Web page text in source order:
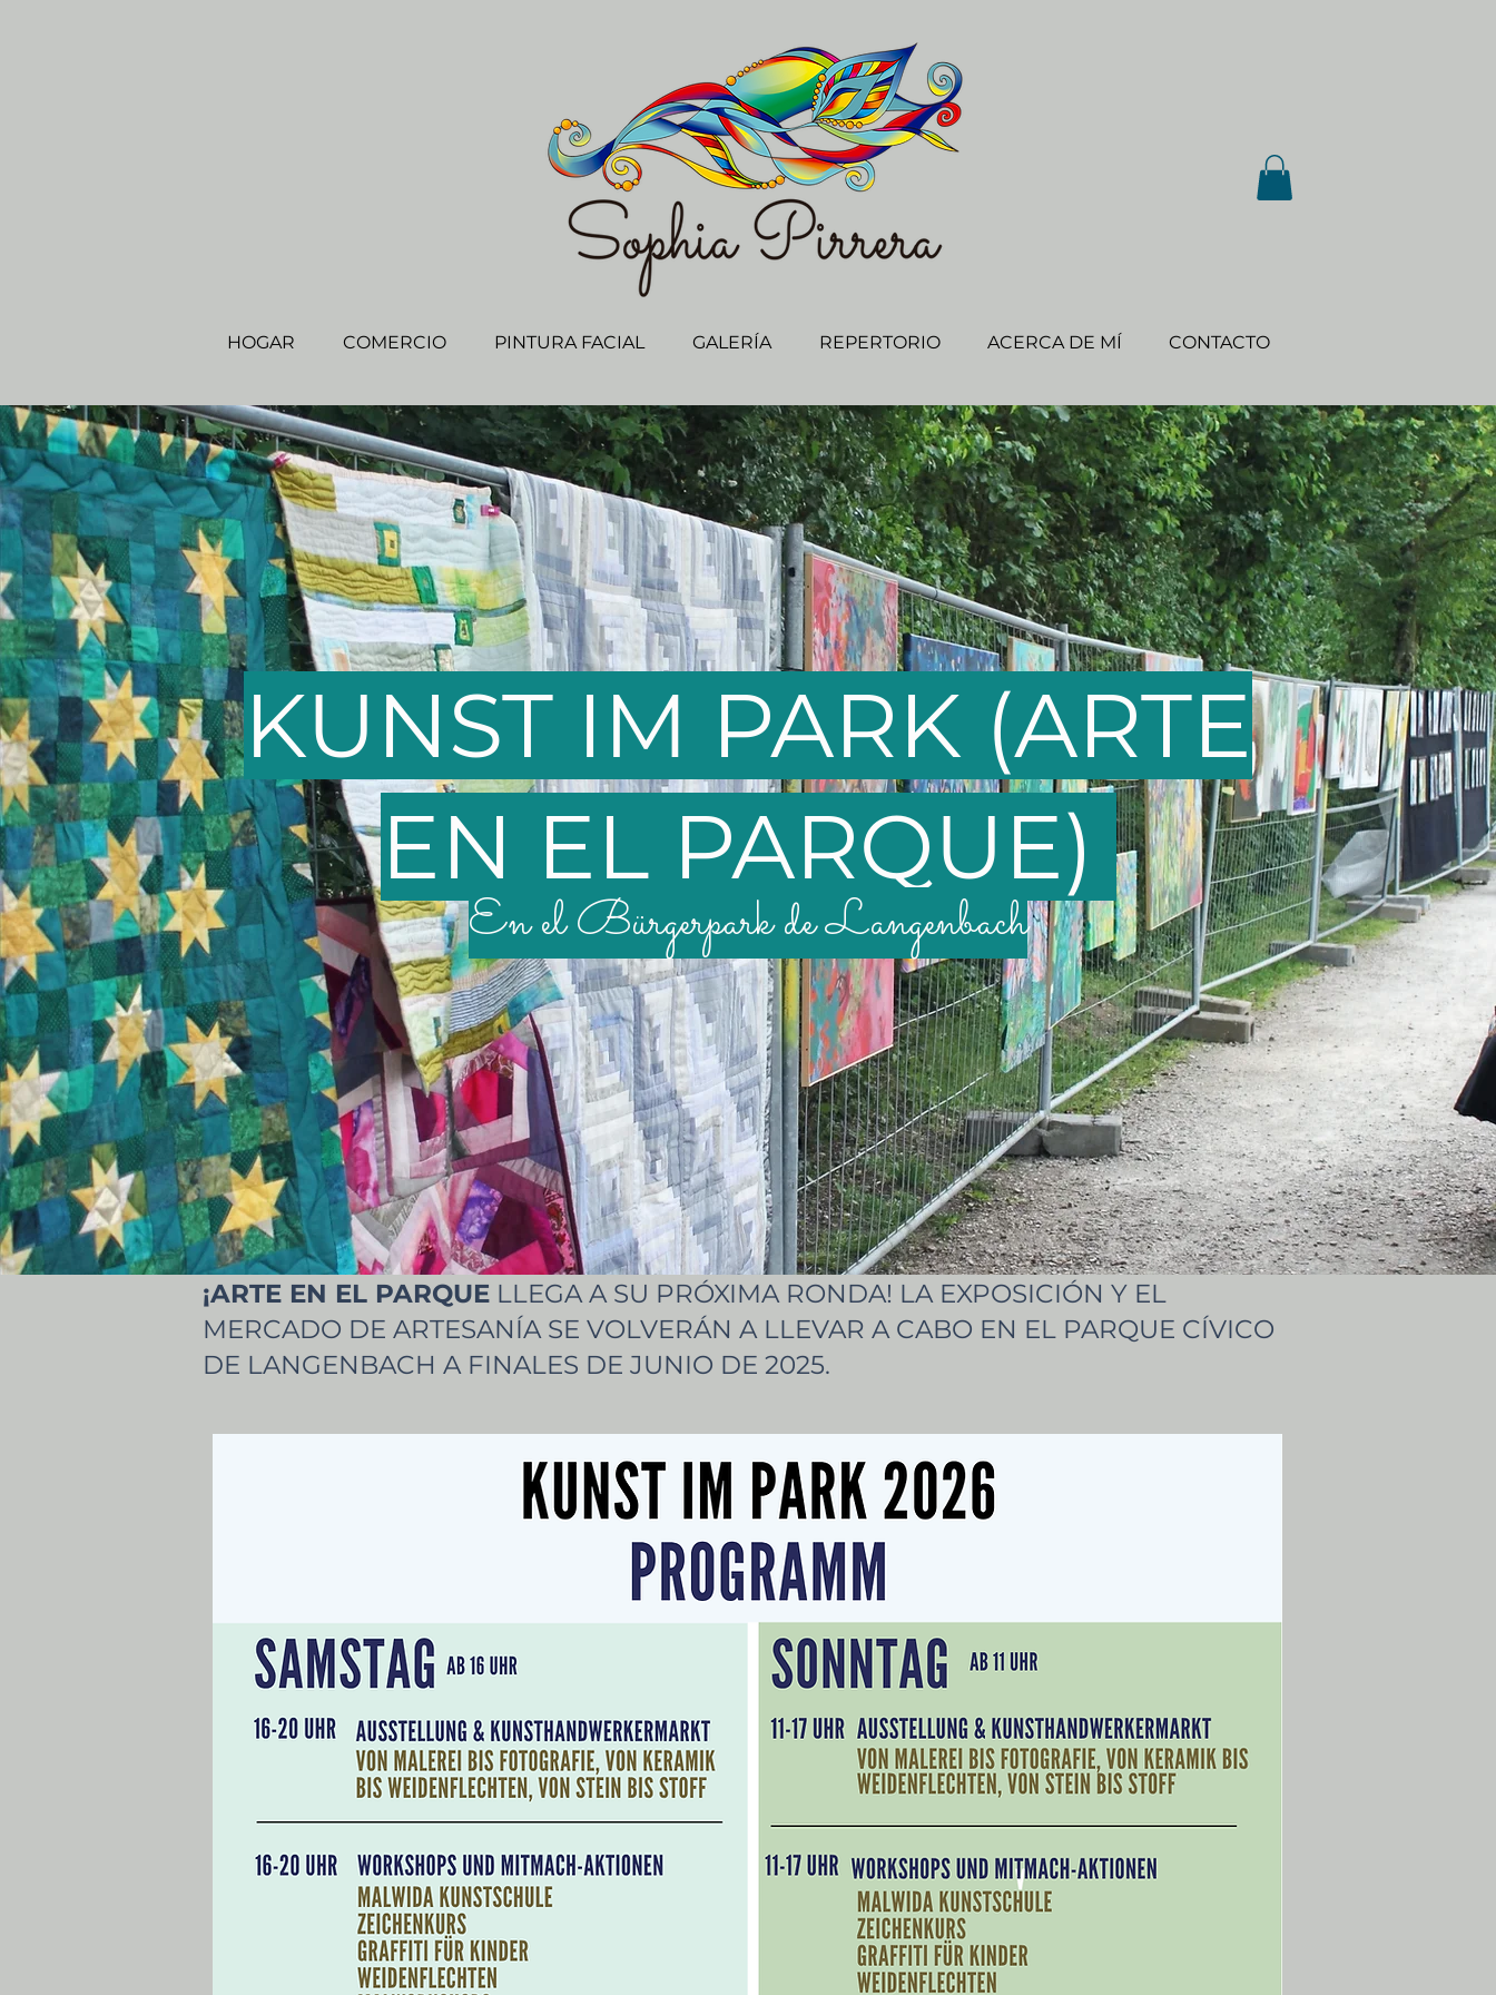
HOGAR COMERCIO PINTURA FACIAL GALERÍA REPERTORIO ACERCA DE MÍ CONTACTO
KUNST IM PARK (ARTE
EN EL PARQUE)
En el Bürgerpark de Langenbach
¡ARTE EN EL PARQUE LLEGA A SU PRÓXIMA RONDA! LA EXPOSICIÓN Y EL
MERCADO DE ARTESANÍA SE VOLVERÁN A LLEVAR A CABO EN EL PARQUE CÍVICO
DE LANGENBACH A FINALES DE JUNIO DE 2025.